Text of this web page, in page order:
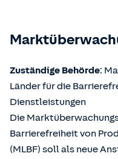
Zuständige Behörde:
Länder für die
Dienstleistungen
Die
Barrierefreiheit von
(MLBF) soll als neue